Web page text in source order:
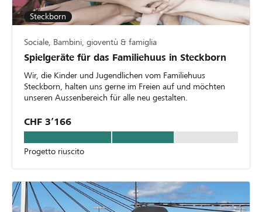
Steckborn
Sociale, Bambini, gioventù & famiglia
Spielgeräte für das Familiehuus in Steckborn
Wir, die Kinder und Jugendlichen vom Familiehuus
Steckborn, halten uns gerne im Freien auf und möchten
unseren Aussenbereich für alle neu gestalten.
CHF 3’166
Progetto riuscito